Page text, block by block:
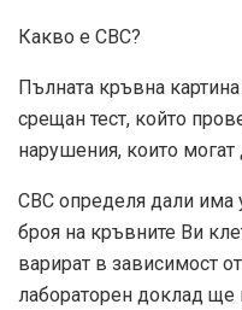
Какво е CBC?
Пълната кръвна
срещан тест, който
нарушения, които
CBC определя дали
броя на кръвните Ви
варират в зависимост
лабораторен доклад